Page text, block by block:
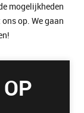
mogelijkheden
ons op. We gaan